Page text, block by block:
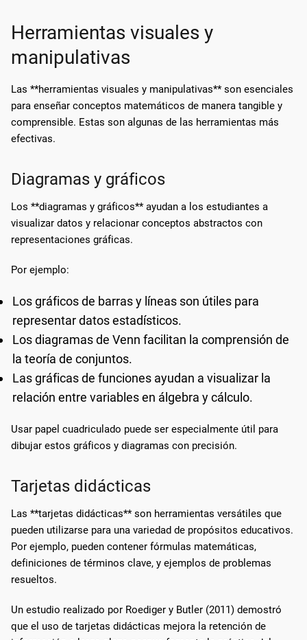
Herramientas visuales y
manipulativas
Las **herramientas visuales y manipulativas** son esenciales
para enseñar conceptos matemáticos de manera tangible y
comprensible. Estas son algunas de las herramientas más
efectivas.
Diagramas y gráficos
Los **diagramas y gráficos** ayudan a los estudiantes a
visualizar datos y relacionar conceptos abstractos con
representaciones gráficas.
Por ejemplo:
Los gráficos de barras y líneas son útiles para
representar datos estadísticos.
Los diagramas de Venn facilitan la comprensión de
la teoría de conjuntos.
Las gráficas de funciones ayudan a visualizar la
relación entre variables en álgebra y cálculo.
Usar papel cuadriculado puede ser especialmente útil para
dibujar estos gráficos y diagramas con precisión.
Tarjetas didácticas
Las **tarjetas didácticas** son herramientas versátiles que
pueden utilizarse para una variedad de propósitos educativos.
Por ejemplo, pueden contener fórmulas matemáticas,
definiciones de términos clave, y ejemplos de problemas
resueltos.
Un estudio realizado por Roediger y Butler (2011) demostró
que el uso de tarjetas didácticas mejora la retención de